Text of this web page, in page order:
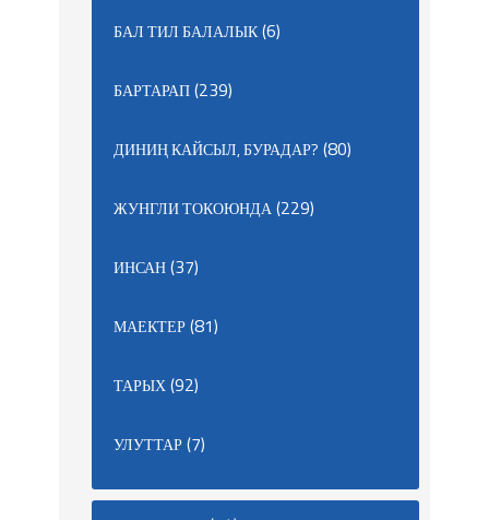
БАЛ ТИЛ БАЛАЛЫК(6)
БАРТАРАП(239)
ДИНИҢ КАЙСЫЛ, БУРАДАР? (80)
ЖУНГЛИ ТОКОЮНДА(229)
ИНСАН(37)
МАЕКТЕР(81)
ТАРЫХ(92)
УЛУТТАР(7)